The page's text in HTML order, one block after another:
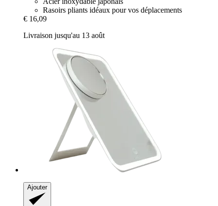
Rasoirs pliants idéaux pour vos déplacements
€ 16,09
Livraison jusqu'au 13 août
Ajouter